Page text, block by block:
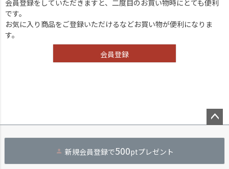
会員登録をしていただきますと、二度目のお買い物時にとても便利
です。
お気に入り商品をご登録いただけるなどお買い物が便利になりま
す。
会員登録
へ
新規会員登録で500ptプレゼント